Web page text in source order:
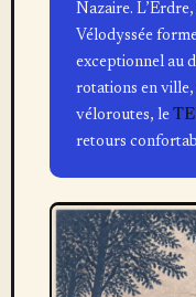
Nazaire.
Vélodyssée
exceptionnel au
rotations en ville,
véloroutes, le
retours